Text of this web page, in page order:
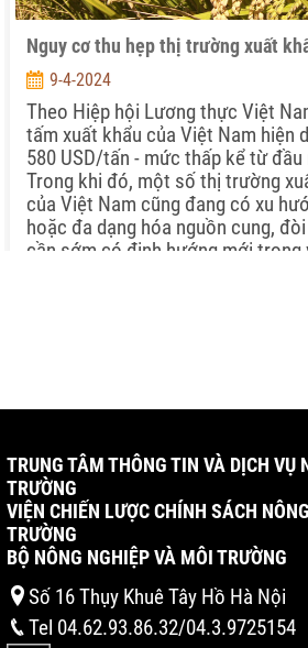
Nguy cơ thu hẹp thị trường xuất
9-4-2024
Theo Hiệp hội Lương thực Việt
tấm xuất khẩu của Việt Nam hiện
580 USD/tấn - mức thấp kể từ đầu
Trong khi đó, một số thị trường
của Việt Nam cũng đang có xu
hoặc đa dạng hóa nguồn cung,
cần sớm có định hướng mới trong
TRUNG TÂM THÔNG TIN VÀ DỊCH VỤ
TRƯỜNG
VIỆN CHIẾN LƯỢC CHÍNH SÁCH
TRƯỜNG
BỘ NÔNG NGHIỆP VÀ MÔI TRƯỜNG
Số 16 Thụy Khuê Tây Hồ Hà Nội
Tel 04.62.93.86.32/04.3.9725154